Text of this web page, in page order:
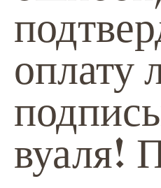
оплату
вуаля!